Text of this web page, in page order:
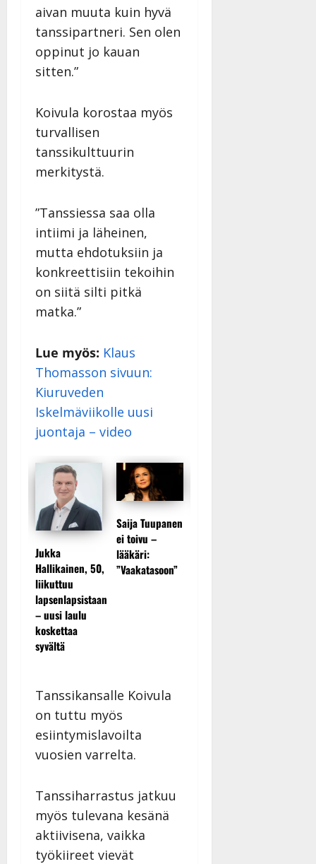
aivan muuta kuin hyvä
tanssipartneri. Sen olen
oppinut jo kauan
sitten.”
Koivula korostaa myös
turvallisen
tanssikulttuurin
merkitystä.
”Tanssiessa saa olla
intiimi ja läheinen,
mutta ehdotuksiin ja
konkreettisiin tekoihin
on siitä silti pitkä
matka.”
Lue myös: Klaus
Thomasson sivuun:
Kiuruveden
Iskelmäviikolle uusi
juontaja – video
Jukka
Hallikainen, 50,
liikuttuu
lapsenlapsistaan
– uusi laulu
koskettaa
syvältä
Saija Tuupanen
ei toivu –
lääkäri:
”Vaakatasoon”
Tanssikansalle Koivula
on tuttu myös
esiintymislavoilta
vuosien varrelta.
Tanssiharrastus jatkuu
myös tulevana kesänä
aktiivisena, vaikka
työkiireet vievät